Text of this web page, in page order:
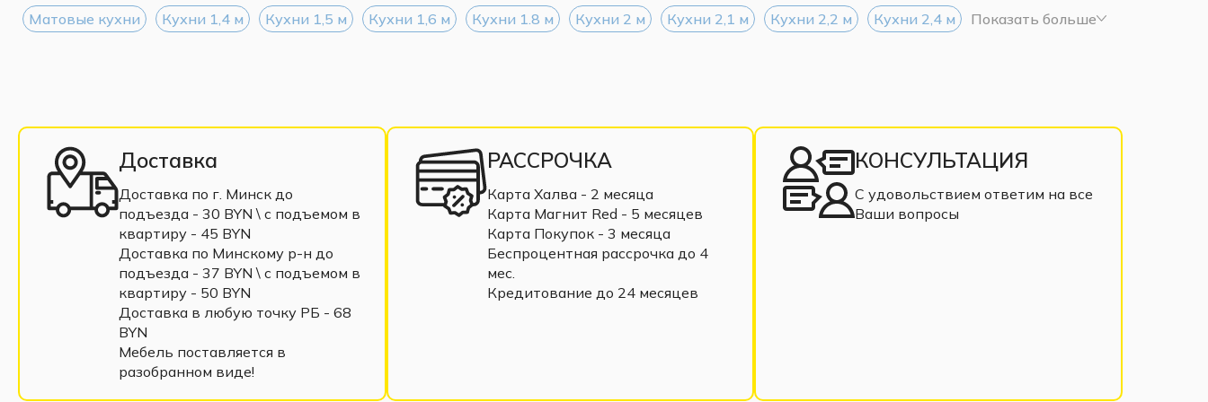
Расположение
Прямая
Глубина кухни со столешницей, мм
600
Стеновая панель
Приобретается отдельно
Столешница
Мрамор Марквина (входит в комплект)
Торцевые фасады
Приобретается отдельно
Приобретается отдельно
Поставляется в комплекте
Модули кухни:
Нижние модули:
H 600 Каркас нижнего шкафа
Ф-46 Комплект фасадов МС 'Эстетик' для каркасов ШП600
H 603 Каркас нижнего шкафа с тремя ящиками (2 шт.)
Матовые кухни Кухни 1,4 м Кухни 1,5 м Кухни 1,6 м Кухни 1.8 м Кухни 2 м Кухни 2,1 м Кухни 2,2 м Кухни 2,4 м Показать больше
Доставка
Доставка по г. Минск до
подъезда - 30 BYN \ c подъемом в
квартиру - 45 BYN
Доставка по Минскому р-н до
подъезда - 37 BYN \ c подъемом в
квартиру - 50 BYN
Доставка в любую точку РБ - 68
BYN
Мебель поставляется в
разобранном виде!
РАССРОЧКА
Карта Халва - 2 месяца
Карта Магнит Red - 5 месяцев
Карта Покупок - 3 месяца
Беспроцентная рассрочка до 4
мес.
Кредитование до 24 месяцев
КОНСУЛЬТАЦИЯ
С удовольствием ответим на все
Ваши вопросы